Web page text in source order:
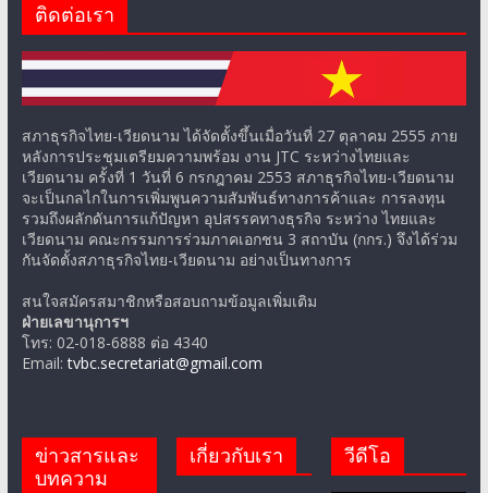
ติดต่อเรา
สภาธุรกิจไทย-เวียดนาม ได้จัดตั้งขึ้นเมื่อวันที่ 27 ตุลาคม 2555 ภาย
หลังการประชุมเตรียมความพร้อม งาน JTC ระหว่างไทยและ
เวียดนาม ครั้งที่ 1 วันที่ 6 กรกฎาคม 2553 สภาธุรกิจไทย-เวียดนาม
จะเป็นกลไกในการเพิ่มพูนความสัมพันธ์ทางการค้าและ การลงทุน
รวมถึงผลักดันการแก้ปัญหา อุปสรรคทางธุรกิจ ระหว่าง ไทยและ
เวียดนาม คณะกรรมการร่วมภาคเอกชน 3 สถาบัน (กกร.) จึงได้ร่วม
กันจัดตั้งสภาธุรกิจไทย-เวียดนาม อย่างเป็นทางการ
สนใจสมัครสมาชิกหรือสอบถามข้อมูลเพิ่มเติม
ฝ่ายเลขานุการฯ
โทร: 02-018-6888 ต่อ 4340
Email:tvbc.secretariat@gmail.com
ข่าวสารและ
บทความ
เกี่ยวกับเรา วีดีโอ